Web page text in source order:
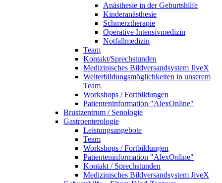
Anästhesie in der Geburtshilfe
Kinderanästhesie
Schmerztherapie
Operative Intensivmedizin
Notfallmedizin
Team
Kontakt/Sprechstunden
Medizinisches Bildversandsystem JiveX
Weiterbildungsmöglichkeiten in unserem
Team
Workshops / Fortbildungen
Patienteninformation "AlexOnline"
Brustzentrum / Senologie
Gastroenterologie
Leistungsangebote
Team
Workshops / Fortbildungen
Patienteninformation "AlexOnline"
Kontakt / Sprechstunden
Medizinisches Bildversandsystem JiveX